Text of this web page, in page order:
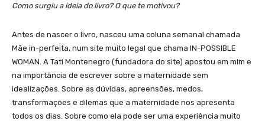
Como surgiu a ideia do livro? O que te motivou?
Antes de nascer o livro, nasceu uma coluna semanal chamada
Mãe in-perfeita, num site muito legal que chama IN-POSSIBLE
WOMAN. A Tati Montenegro (fundadora do site) apostou em mim e
na importância de escrever sobre a maternidade sem
idealizações. Sobre as dúvidas, apreensões, medos,
transformações e dilemas que a maternidade nos apresenta
todos os dias. Sobre como ela pode ser uma experiência muito